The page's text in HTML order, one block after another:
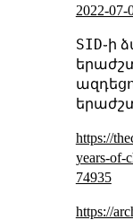
2022-07-
SID֊ի
https://
years-of-
74935
https://